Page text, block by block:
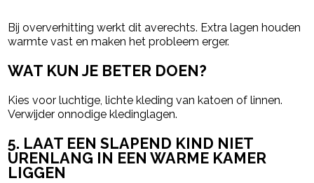
Bij oververhitting werkt dit averechts. Extra lagen houden
warmte vast en maken het probleem erger.
WAT KUN JE BETER DOEN?
Kies voor luchtige, lichte kleding van katoen of linnen.
Verwijder onnodige kledinglagen.
5. LAAT EEN SLAPEND KIND NIET
URENLANG IN EEN WARME KAMER
LIGGEN